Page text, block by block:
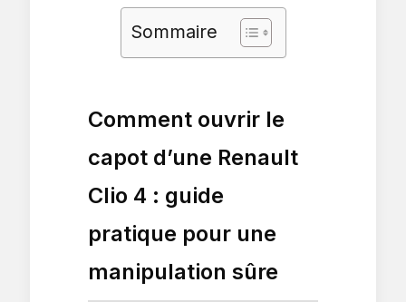
Sommaire
Comment ouvrir le
capot d’une Renault
Clio 4 : guide
pratique pour une
manipulation sûre